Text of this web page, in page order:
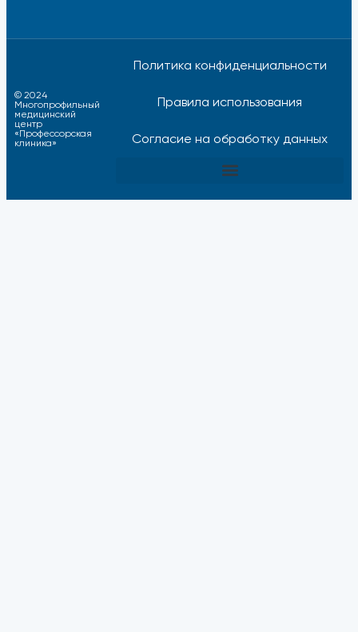
© 2024
Многопрофильный
медицинский
центр
«Профессорская
клиника»
Политика конфиденциальности
Правила использования
Согласие на обработку данных